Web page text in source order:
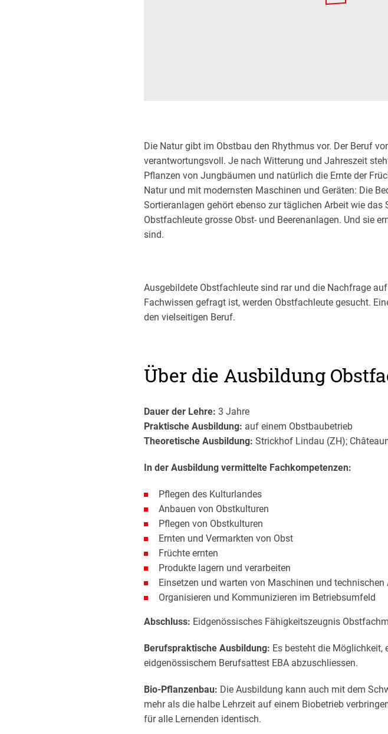
Die Natur gibt im Obstbau den Rhythmus vor. Der Beruf
verantwortungsvoll. Je nach Witterung und Jahreszeit
Pflanzen von Jungbäumen und natürlich die Ernte der
Natur und mit modernsten Maschinen und Geräten: Die
Sortieranlagen gehört ebenso zur täglichen Arbeit wie
Obstfachleute grosse Obst- und Beerenanlagen. Und sie
sind.
Ausgebildete Obstfachleute sind rar und die Nachfrage
Fachwissen gefragt ist, werden Obstfachleute gesucht.
den vielseitigen Beruf.
Über die Ausbildung
Dauer der Lehre: 3 Jahre
Praktische Ausbildung: auf einem Obstbaubetrieb
Theoretische Ausbildung: Strickhof Lindau (ZH);
In der Ausbildung vermittelte Fachkompetenzen:
Pflegen des Kulturlandes
Anbauen von Obstkulturen
Pflegen von Obstkulturen
Ernten und Vermarkten von Obst
Früchte ernten
Produkte lagern und verarbeiten
Einsetzen und warten von Maschinen und technischen
Organisieren und Kommunizieren im Betriebsumfeld
Abschluss: Eidgenössisches Fähigkeitszeugnis
Berufspraktische Ausbildung: Es besteht die
eidgenössischem Berufsattest EBA abzuschliessen.
Bio-Pflanzenbau: Die Ausbildung kann auch mit dem
mehr als die halbe Lehrzeit auf einem Biobetrieb
für alle Lernenden identisch.